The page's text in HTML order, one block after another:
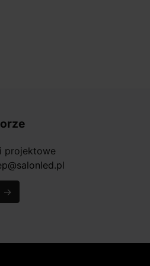
projektowe
→